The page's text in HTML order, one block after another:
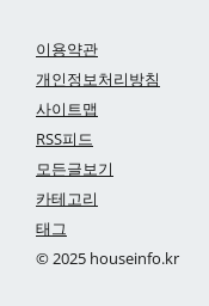
이용약관
개인정보처리방침
사이트맵
RSS피드
모든글보기
카테고리
태그
© 2025 houseinfo.kr